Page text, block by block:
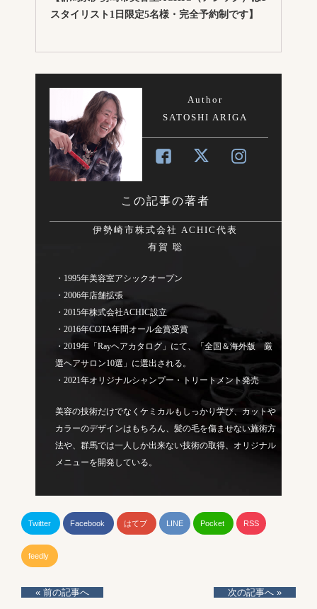
スタイリスト1日限定5名様・完全予約制です】
Author
SATOSHI ARIGA
この記事の著者
伊勢崎市株式会社 ACHIC代表
有賀 聡
・1995年美容室アシックオープン
・2006年店舗拡張
・2015年株式会社ACHIC設立
・2016年COTA年間オール金賞受賞
・2019年「Rayヘアカタログ」にて、「全国＆海外版 厳
選ヘアサロン10選」に選出される。
・2021年オリジナルシャンプー・トリートメント発売
美容の技術だけでなくケミカルもしっかり学び、カットや
カラーのデザインはもちろん、髪の毛を傷ませない施術方
法や、群馬では一人しか出来ない技術の取得、オリジナル
メニューを開発している。
Twitter Facebook はてブ LINE Pocket RSS
feedly
« 前の記事へ 次の記事へ »